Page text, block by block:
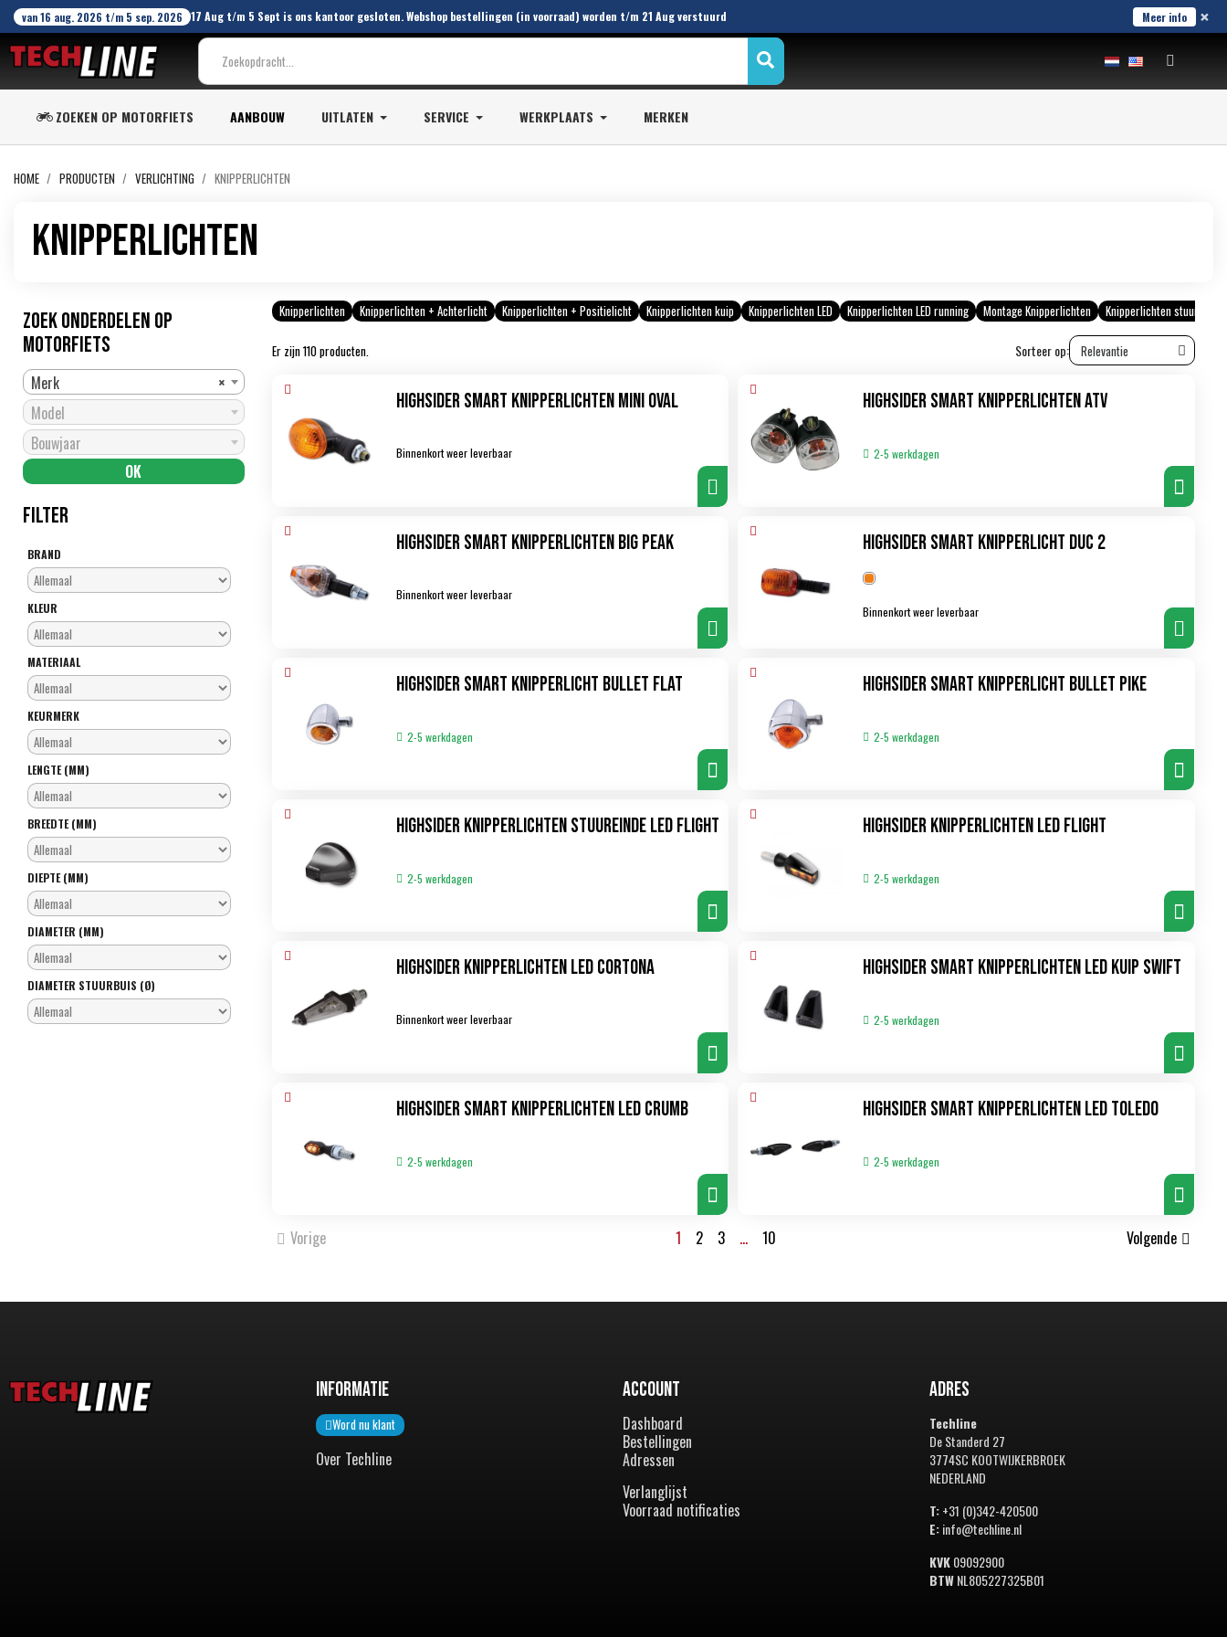
van 16 aug. 2026 t/m 5 sep. 2026 17 Aug t/m 5 Sept is ons kantoor gesloten. Webshop bestellingen (in voorraad) worden t/m 21 Aug verstuurd Meer info ×
ZOEKEN OP MOTORFIETS AANBOUW UITLATEN SERVICE WERKPLAATS MERKEN
HOME PRODUCTEN VERLICHTING KNIPPERLICHTEN
Knipperlichten
ZOEK ONDERDELEN OP
MOTORFIETS
×
Merk
Model
Bouwjaar
FILTER
BRAND
KLEUR
MATERIAAL
KEURMERK
LENGTE (MM)
BREEDTE (MM)
DIEPTE (MM)
DIAMETER (MM)
DIAMETER STUURBUIS (Ø)
Knipperlichten Knipperlichten + Achterlicht Knipperlichten + Positielicht Knipperlichten kuip Knipperlichten LED Knipperlichten LED running Montage Knipperlichten Knipperlichten stuureinde
Er zijn 110 producten. Sorteer op:
Highsider Smart Knipperlichten Mini Oval
Binnenkort weer leverbaar
Highsider Smart Knipperlichten ATV
2-5 werkdagen
Highsider Smart Knipperlichten Big Peak
Binnenkort weer leverbaar
Highsider Smart Knipperlicht Duc 2
Binnenkort weer leverbaar
Highsider Smart Knipperlicht Bullet Flat
2-5 werkdagen
Highsider Smart Knipperlicht Bullet Pike
2-5 werkdagen
Highsider Knipperlichten stuureinde LED Flight
2-5 werkdagen
Highsider Knipperlichten LED Flight
2-5 werkdagen
Highsider Knipperlichten LED Cortona
Binnenkort weer leverbaar
Highsider Smart Knipperlichten LED Kuip Swift
2-5 werkdagen
Highsider Smart Knipperlichten LED Crumb
2-5 werkdagen
Highsider Smart Knipperlichten LED Toledo
2-5 werkdagen
Vorige 1 2 3 … 10 Volgende
Informatie
Word nu klant
Over Techline
Account
Dashboard
Bestellingen
Adressen
Verlanglijst
Voorraad notificaties
Adres
Techline
De Standerd 27
3774SC KOOTWIJKERBROEK
NEDERLAND
T:+31 (0)342-420500
E:info@techline.nl
KVK09092900
BTWNL805227325B01